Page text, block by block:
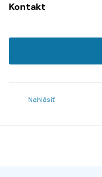
Kontakt
Nahlásiť